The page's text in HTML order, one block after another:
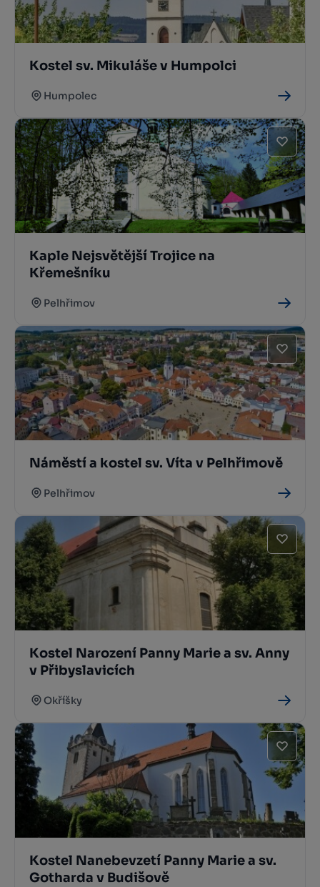
Kostel sv. Mikuláše v Humpolci
Humpolec
Kaple Nejsvětější Trojice na
Křemešníku
Pelhřimov
Náměstí a kostel sv. Víta v Pelhřimově
Pelhřimov
Kostel Narození Panny Marie a sv. Anny
v Přibyslavicích
Okříšky
Kostel Nanebevzetí Panny Marie a sv.
Gotharda v Budišově